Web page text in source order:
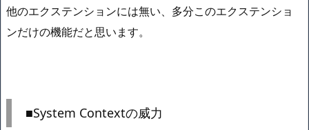
他のエクステンションには無い、多分このエクステンショ
ンだけの機能だと思います。
■System Contextの威力